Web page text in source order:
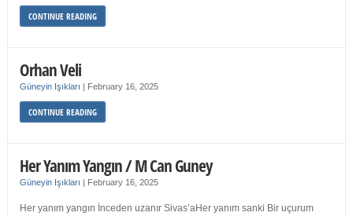
CONTINUE READING
Orhan Veli
Güneyin Işıkları | February 16, 2025
CONTINUE READING
Her Yanım Yangın / M Can Guney
Güneyin Işıkları | February 16, 2025
Her yanım yangın İnceden uzanır Sivas’aHer yanım sanki Bir uçurum